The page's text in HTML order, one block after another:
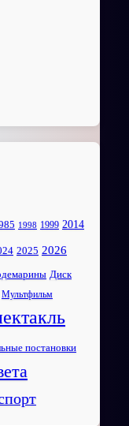
1998 1999 2014
2025 2026
Диск
Мультфильм
постановки